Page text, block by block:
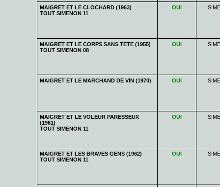
MAIGRET ET LE CLOCHARD (1963)
TOUT SIMENON 11
OUI
MAIGRET ET LE CORPS SANS TETE (1955)
TOUT SIMENON 08
OUI
MAIGRET ET LE MARCHAND DE VIN (1970) OUI
MAIGRET ET LE VOLEUR PARESSEUX
(1961)
TOUT SIMENON 11
OUI
MAIGRET ET LES BRAVES GENS (1962)
TOUT SIMENON 11
OUI